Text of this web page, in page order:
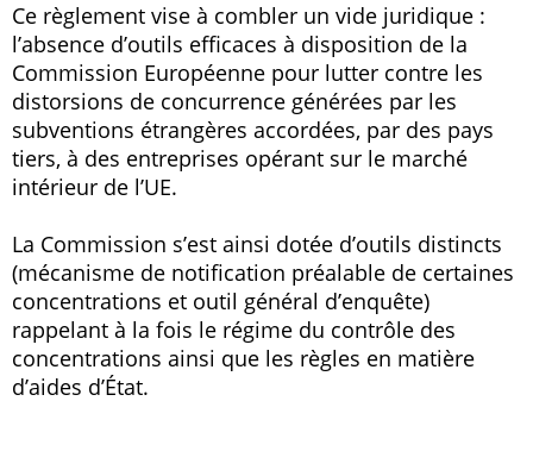
Ce règlement vise à combler un vide juridique :
l’absence d’outils efficaces à disposition de la
Commission Européenne pour lutter contre les
distorsions de concurrence générées par les
subventions étrangères accordées, par des pays
tiers, à des entreprises opérant sur le marché
intérieur de l’UE.
La Commission s’est ainsi dotée d’outils distincts
(mécanisme de notification préalable de certaines
concentrations et outil général d’enquête)
rappelant à la fois le régime du contrôle des
concentrations ainsi que les règles en matière
d’aides d’État.